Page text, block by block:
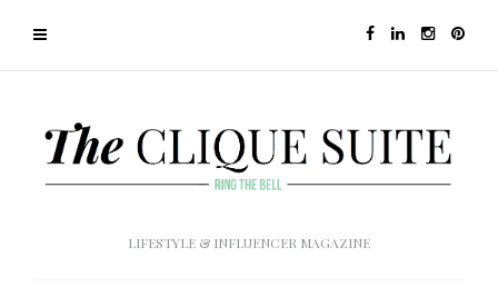
LIFESTYLE & INFLUENCER MAGAZINE